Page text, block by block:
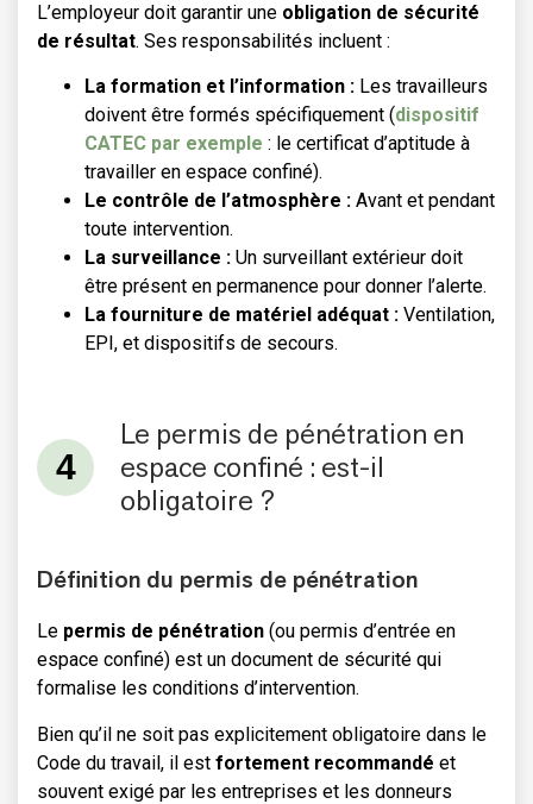
L’employeur doit garantir une obligation de sécurité
de résultat. Ses responsabilités incluent :
La formation et l’information : Les travailleurs
doivent être formés spécifiquement (dispositif
CATEC par exemple : le certificat d’aptitude à
travailler en espace confiné).
Le contrôle de l’atmosphère : Avant et pendant
toute intervention.
La surveillance : Un surveillant extérieur doit
être présent en permanence pour donner l’alerte.
La fourniture de matériel adéquat : Ventilation,
EPI, et dispositifs de secours.
Le permis de pénétration en
espace confiné : est-il
obligatoire ?
Définition du permis de pénétration
Le permis de pénétration (ou permis d’entrée en
espace confiné) est un document de sécurité qui
formalise les conditions d’intervention.
Bien qu’il ne soit pas explicitement obligatoire dans le
Code du travail, il est fortement recommandé et
souvent exigé par les entreprises et les donneurs